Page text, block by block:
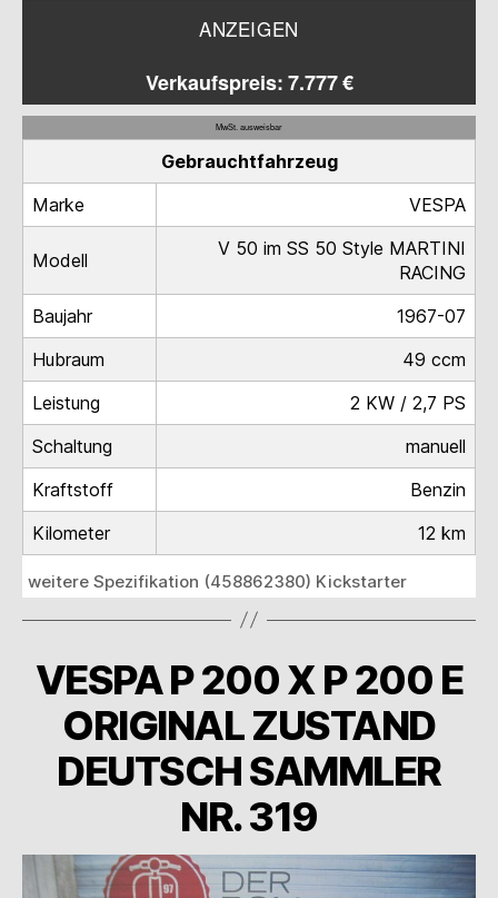
ANZEIGEN
Verkaufspreis: 7.777 €
MwSt. ausweisbar
Gebrauchtfahrzeug
Marke
VESPA
Modell
V 50 im SS 50 Style MARTINI
RACING
Baujahr
1967-07
Hubraum
49 ccm
Leistung
2 KW / 2,7 PS
Schaltung
manuell
Kraftstoff
Benzin
Kilometer
12 km
weitere Spezifikation (458862380) Kickstarter
VESPA P 200 X P 200 E
ORIGINAL ZUSTAND
DEUTSCH SAMMLER
NR. 319